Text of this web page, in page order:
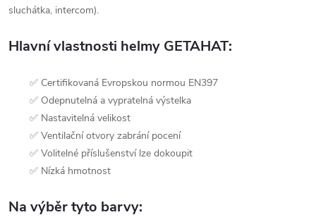
sluchátka, intercom).
Hlavní vlastnosti helmy GETAHAT:
✅ Certifikovaná Evropskou normou EN397
✅ Odepnutelná a vypratelná výstelka
✅ Nastavitelná velikost
✅ Ventilační otvory zabrání pocení
✅ Volitelné příslušenství lze dokoupit
✅ Nízká hmotnost
Na výběr tyto barvy: